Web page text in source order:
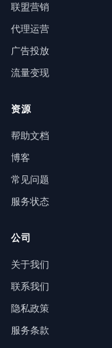
联盟营销
代理运营
广告投放
流量变现
资源
帮助文档
博客
常见问题
服务状态
公司
关于我们
联系我们
隐私政策
服务条款